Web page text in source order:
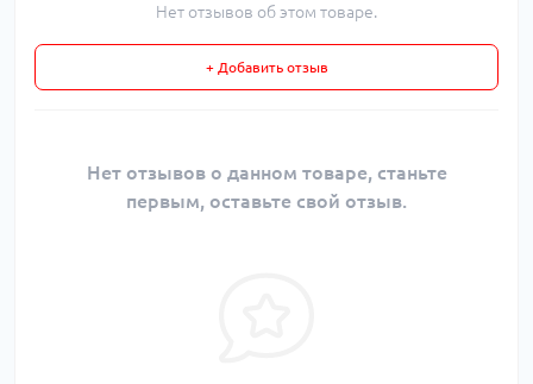
Нет отзывов об этом товаре.
+ Добавить отзыв
Нет отзывов о данном товаре, станьте
первым, оставьте свой отзыв.